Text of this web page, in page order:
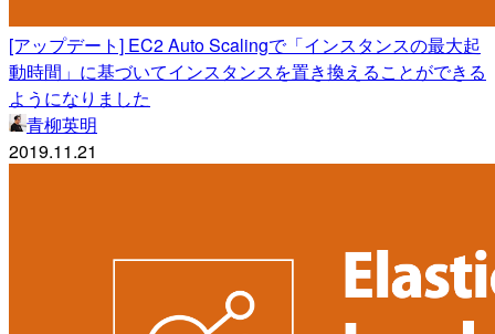
[アップデート] EC2 Auto Scalingで「インスタンスの最大起
動時間」に基づいてインスタンスを置き換えることができる
ようになりました
青柳英明
2019.11.21